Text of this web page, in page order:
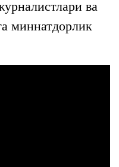
ва
миннатдорлик